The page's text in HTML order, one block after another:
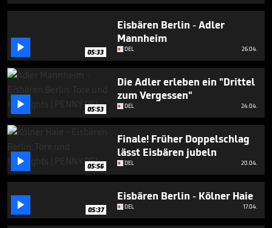
 05:33
Eisbären Berlin - Adler
Mannheim
DEL 26.04.
 05:53
Die Adler erleben ein "Drittel
zum Vergessen"
DEL 24.04.
 05:56
Finale! Früher Doppelschlag
lässt Eisbären jubeln
DEL 20.04.
 05:37
Eisbären Berlin - Kölner Haie
DEL 17.04.